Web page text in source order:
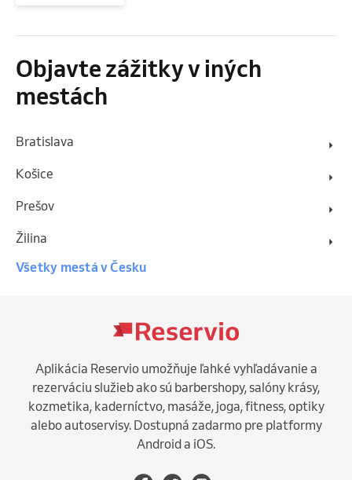
Objavte zážitky v iných
mestách
Bratislava
Košice
Prešov
Žilina
Všetky mestá v Česku
Aplikácia Reservio umožňuje ľahké vyhľadávanie a
rezerváciu služieb ako sú barbershopy, salóny krásy,
kozmetika, kaderníctvo, masáže, joga, fitness, optiky
alebo autoservisy. Dostupná zadarmo pre platformy
Android a iOS.